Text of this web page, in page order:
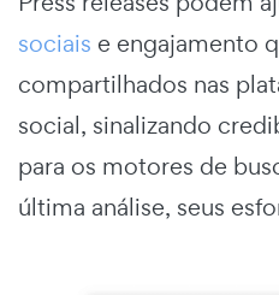
sociais e engajamento
compartilhados nas
social, sinalizando
para os motores de
última análise, seus